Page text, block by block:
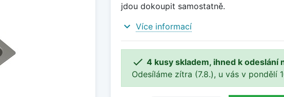
jdou dokoupit samostatně.
expand_more Více informací
 4 kusy skladem, ihned k odeslání
Odesíláme zítra (7.8.), u vás v pondělí